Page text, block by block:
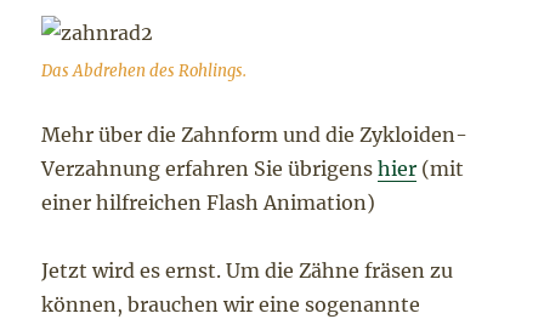
Das Abdrehen des Rohlings.
Mehr über die Zahnform und die Zykloiden-
Verzahnung erfahren Sie übrigenshier (mit
einer hilfreichen Flash Animation)
Jetzt wird es ernst. Um die Zähne fräsen zu
können, brauchen wir eine sogenannte